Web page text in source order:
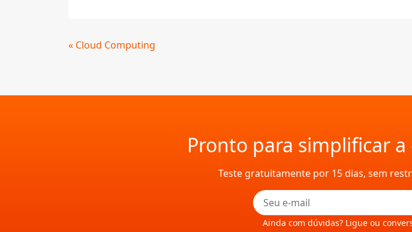
Continue
« Cloud Computing
Pronto para simplificar
Teste gratuitamente por 15 dias, sem
Ainda com dúvidas? Ligue ou